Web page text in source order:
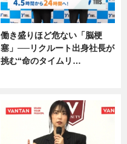
働き盛りほど危ない「脳梗
塞」──リクルート出身社長が
挑む“命のタイムリ…